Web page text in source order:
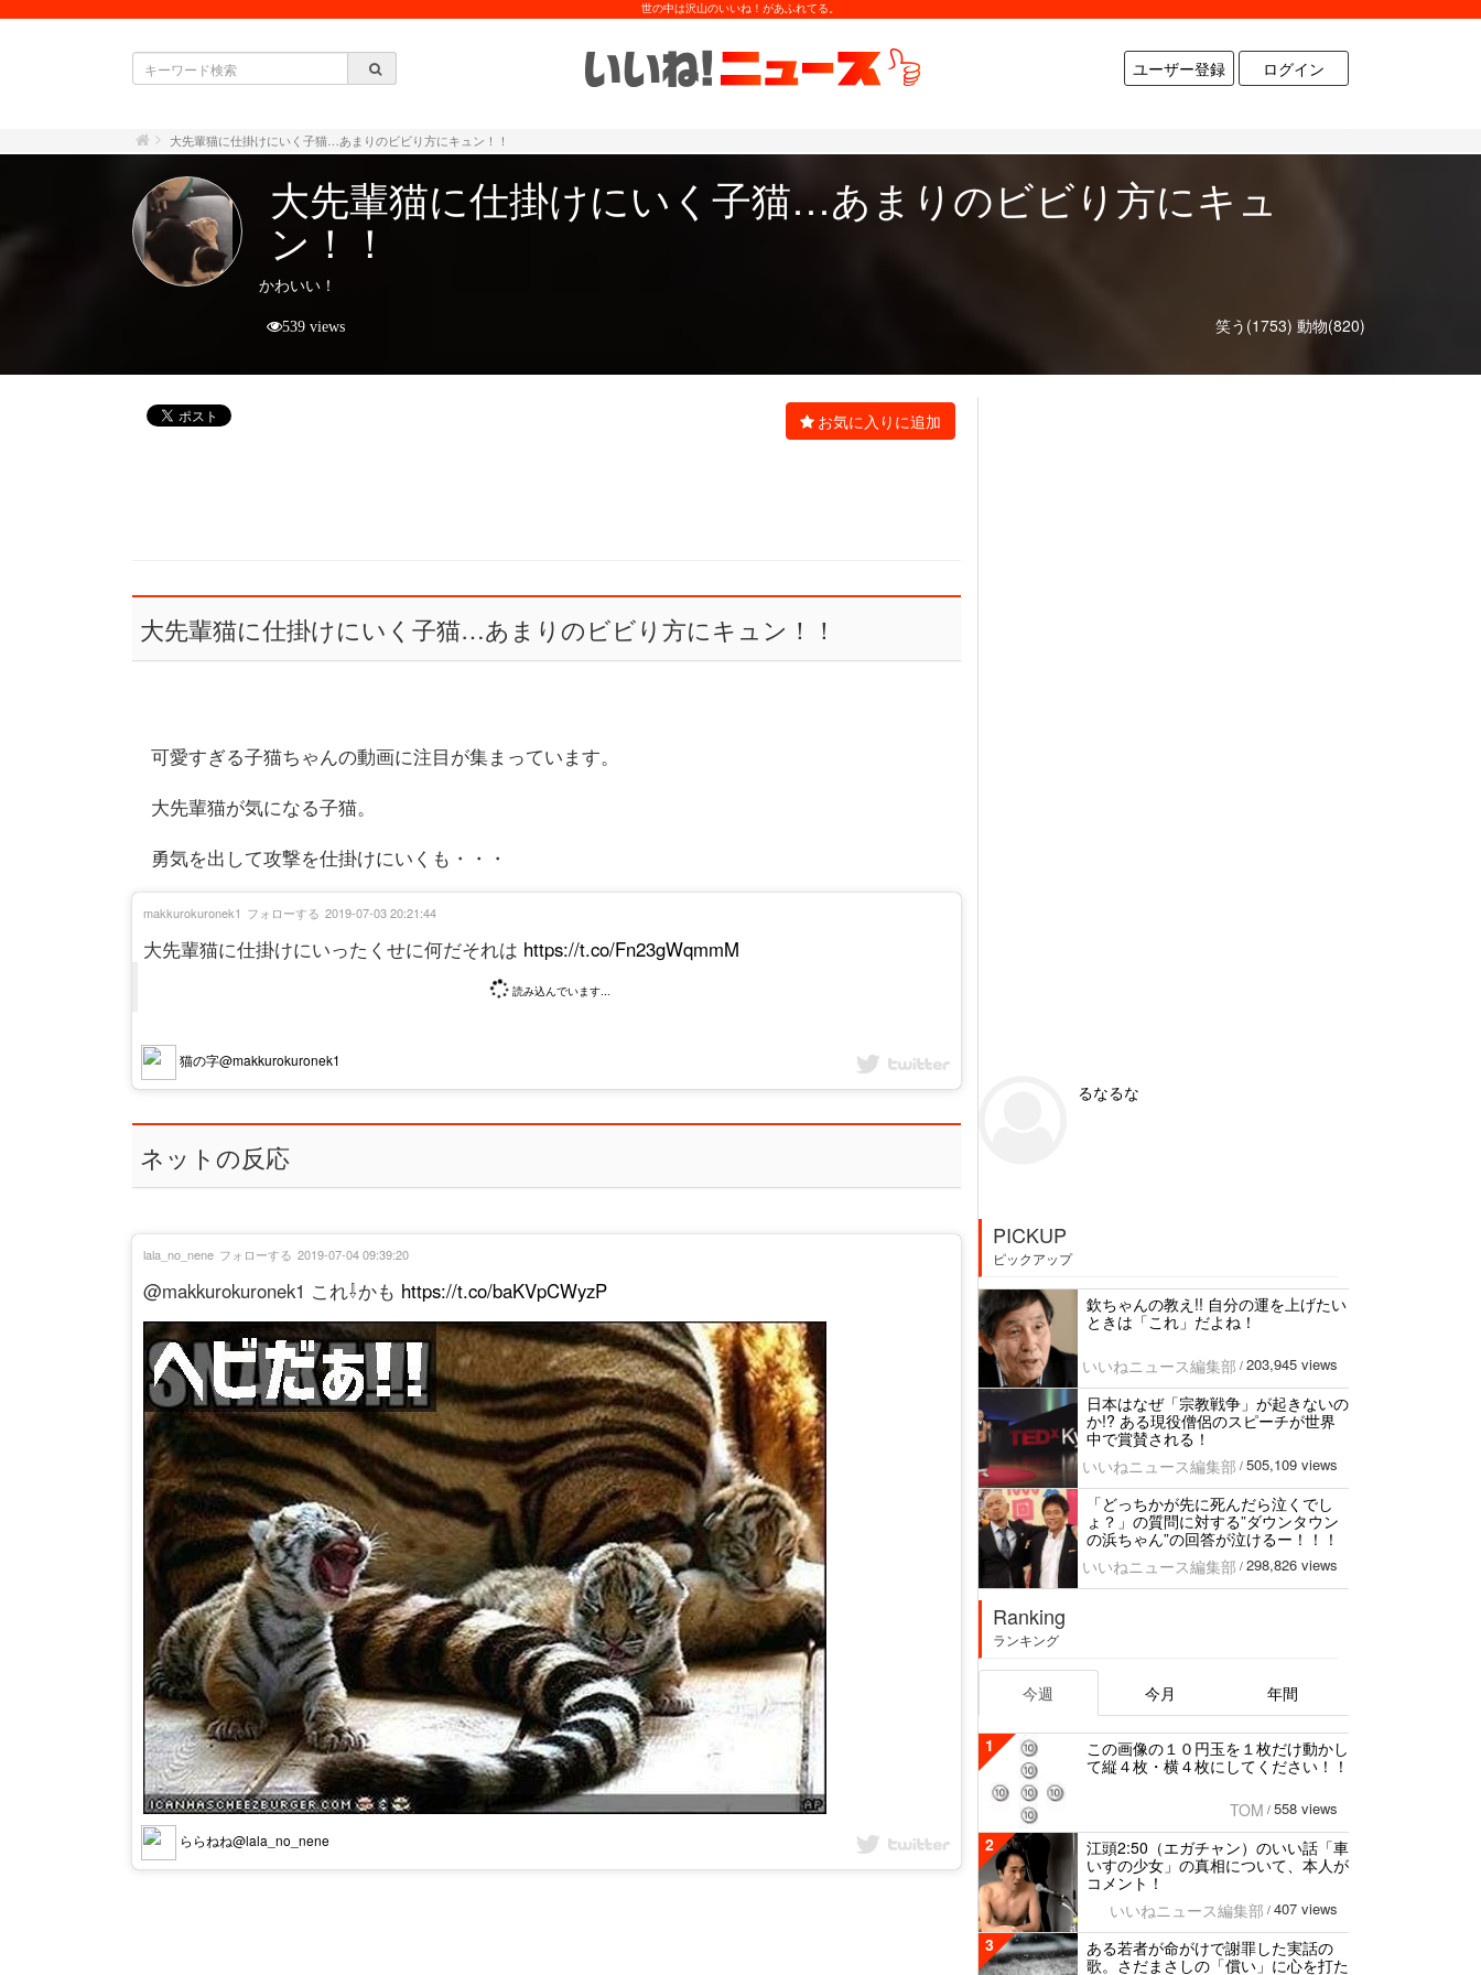
世の中は沢山のいいね！があふれてる。
ユーザー登録 ログイン
大先輩猫に仕掛けにいく子猫…あまりのビビり方にキュン！！
大先輩猫に仕掛けにいく子猫…あまりのビビり方にキュ
ン！！
かわいい！
笑う(1753) 動物(820)
539 views
お気に入りに追加
大先輩猫に仕掛けにいく子猫…あまりのビビり方にキュン！！
可愛すぎる子猫ちゃんの動画に注目が集まっています。
大先輩猫が気になる子猫。
勇気を出して攻撃を仕掛けにいくも・・・
大先輩猫に仕掛けにいったくせに何だそれは https://t.co/Fn23gWqmmM
読み込んでいます...
猫の字@makkurokuronek1
makkurokuronek1 フォローする 2019-07-03 20:21:44
ネットの反応
@makkurokuronek1 これ⇩かも https://t.co/baKVpCWyzP
ららねね@lala_no_nene
lala_no_nene フォローする 2019-07-04 09:39:20
るなるな
PICKUP
ピックアップ
欽ちゃんの教え!! 自分の運を上げたい
ときは「これ」だよね！
いいねニュース編集部 / 203,945 views
日本はなぜ「宗教戦争」が起きないの
か!? ある現役僧侶のスピーチが世界
中で賞賛される！
いいねニュース編集部 / 505,109 views
「どっちかが先に死んだら泣くでし
ょ？」の質問に対する”ダウンタウン
の浜ちゃん”の回答が泣けるー！！！
いいねニュース編集部 / 298,826 views
Ranking
ランキング
今週 今月 年間
1
この画像の１０円玉を１枚だけ動かし
て縦４枚・横４枚にしてください！！
TOM / 558 views
2
江頭2:50（エガチャン）のいい話「車
いすの少女」の真相について、本人が
コメント！
いいねニュース編集部 / 407 views
3
ある若者が命がけで謝罪した実話の
歌。さだまさしの「償い」に心を打た